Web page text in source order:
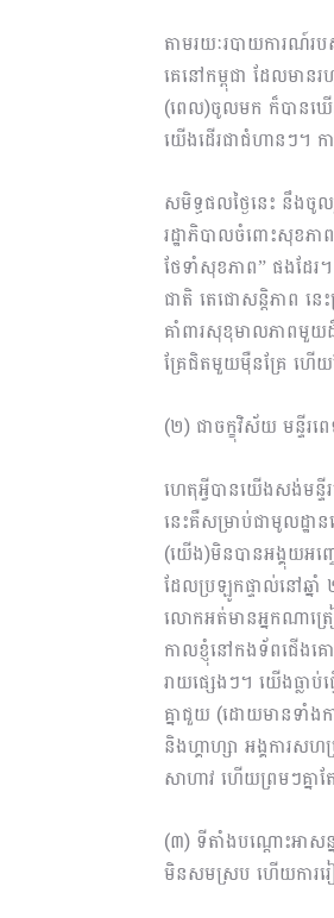
តាមរយៈរបាយការណ៍រប
គេនៅកម្ពុជា ដែលមាន
(ពេល)ចូលមក ក៏បានឃ
យើងដើរជាជំហានៗ។ ក
សមិទ្ធផលថ្ងៃនេះ នឹង
រដ្ឋាភិបាលចំពោះសុខភ
ថែទាំសុខភាព” ផងដែរ។
ជាតិ តេជោសន្ដិភាព ន
គាំពារសុខុមាលភាពមួយ
គ្រែជិតមួយម៉ឺនគ្រែ ហើយ
(២) ជាចក្ខុវិស័យ មន្ទីរ
ហេតុអ្វីបានយើងសង់មន្ទី
នេះគឺសម្រាប់ជាមូលដ្ឋ
(យើង)មិនបានអង្គុយអញ្
ដែលប្រឡូកផ្ទាល់នៅឆ្ន
លោកអត់មានអ្នកណាត្រ
កាលខ្ញុំនៅកងទ័ពជើងគ
រាយផ្សេងៗ។ យើងធ្លា
គ្នាជួយ (ដោយមានទាំង
និងហ្គាហ្សា អង្គការស
សាហាវ ហើយព្រមៗគ្នា
(៣) ទីតាំងបណ្ដោះអាស
មិនសមស្រប ហើយការរៀ